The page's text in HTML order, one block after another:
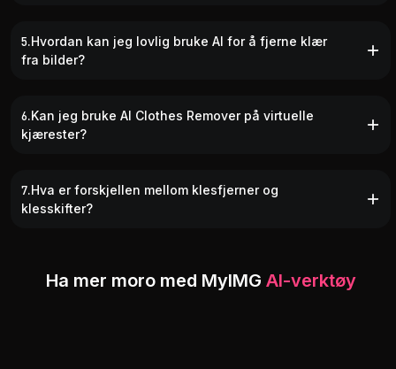
5.Hvordan kan jeg lovlig bruke AI for å fjerne klær
fra bilder?
6.Kan jeg bruke AI Clothes Remover på virtuelle
kjærester?
7.Hva er forskjellen mellom klesfjerner og
klesskifter?
Ha mer moro med MyIMG AI-verktøy